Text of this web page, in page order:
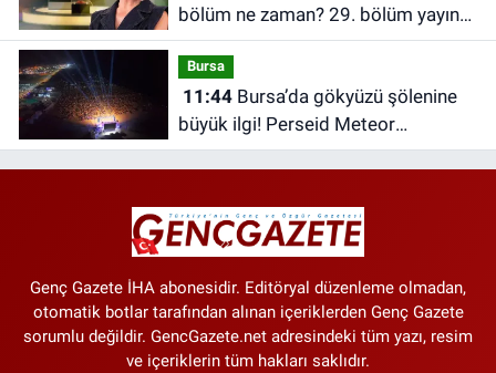
bölüm ne zaman? 29. bölüm yayın
tarihi belli oldu | Yeni fragman
yayınlandı
Bursa
11:44Bursa’da gökyüzü şölenine
büyük ilgi! Perseid Meteor
Yağmuru’nu 25 bin kişi izledi
Genç Gazete İHA abonesidir. Editöryal düzenleme olmadan,
otomatik botlar tarafından alınan içeriklerden Genç Gazete
sorumlu değildir. GencGazete.net adresindeki tüm yazı, resim
ve içeriklerin tüm hakları saklıdır.